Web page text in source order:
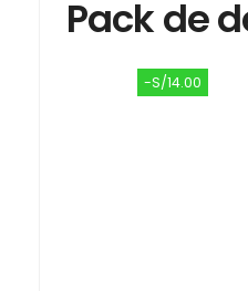
Pack de
-S/14.00